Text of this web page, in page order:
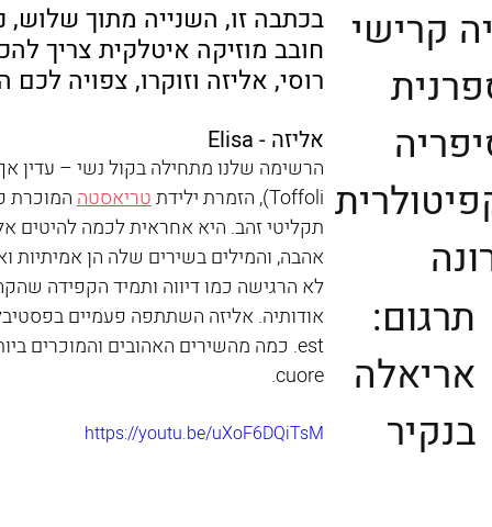
בכתבה זו, השנייה מתוך
חובב מוזיקה איטלקית צריך
רוסי, אליזה וזוקרו, צפויה
אליזה - Elisa
Toffoli), הזמרת ילידת
טריאסטה
תקליטי זהב. היא אחראית לכמה להיטים
אהבה, והמילים בשירים שלה הן אמיתיות
לא הרגישה כמו דיווה ותמיד הקפידה
cuore.
https://youtu.be/uXoF6DQiTsM
קרישי
תרגום:
אריאלה
בנקיר